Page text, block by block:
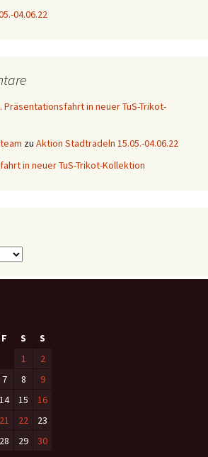
04.06.22
Präsentationsfahrt in neuer TuS-Trikot-
zu Aktion Stadtradeln 15.05.-04.06.22
in neuer TuS-Trikot-Kollektion
F S
S
1
2
7 8
9
14 15
16
21 22
23
28 29
30